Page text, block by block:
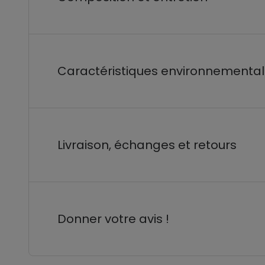
Caractéristiques
Livraison, échanges et retours
Donner votre avis !